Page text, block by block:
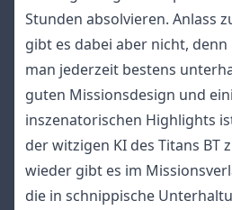
Stunden absolvieren. Anlass
gibt es dabei aber nicht,
man jederzeit bestens
guten Missionsdesign und
inszenatorischen Highlights
der witzigen KI des Titans BT
wieder gibt es im
die in schnippische